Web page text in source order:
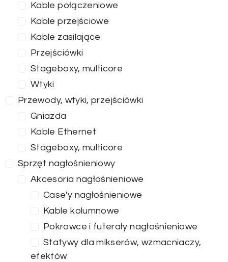
Kable połączeniowe
Kable przejściowe
Kable zasilające
Przejściówki
Stageboxy, multicore
Wtyki
Przewody, wtyki, przejściówki
Gniazda
Kable Ethernet
Stageboxy, multicore
Sprzęt nagłośnieniowy
Akcesoria nagłośnieniowe
Case'y nagłośnieniowe
Kable kolumnowe
Pokrowce i futerały nagłośnieniowe
Statywy dla mikserów, wzmacniaczy,
efektów